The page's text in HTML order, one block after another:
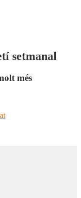
setmanal
més